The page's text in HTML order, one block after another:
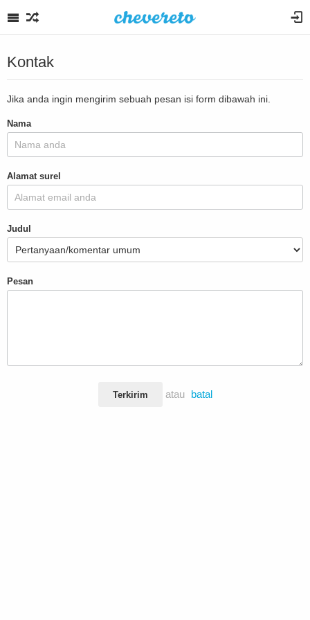
Kontak
Jika anda ingin mengirim sebuah pesan isi form dibawah ini.
Nama
Alamat surel
Judul
Pesan
Terkirim atau batal